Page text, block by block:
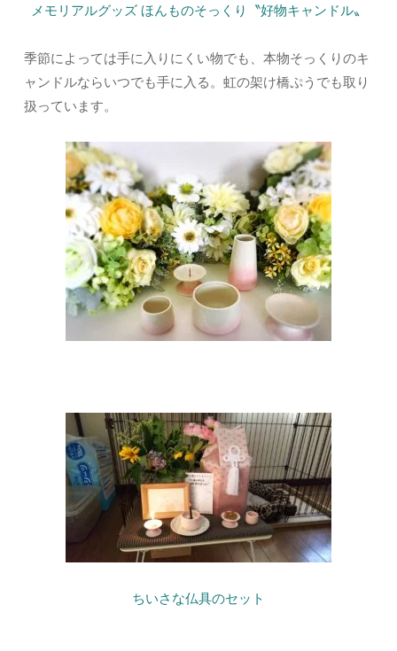
メモリアルグッズ ほんものそっくり〝好物キャンドル〟
季節によっては手に入りにくい物でも、本物そっくりのキ
ャンドルならいつでも手に入る。虹の架け橋ぷうでも取り
扱っています。
ちいさな仏具のセット